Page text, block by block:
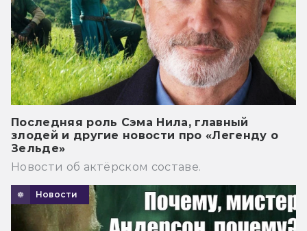
Последняя роль Сэма Нила, главный
злодей и другие новости про «Легенду о
Зельде»
Новости об актёрском составе.
Новости